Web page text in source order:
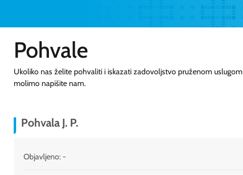
Pohvale
Ukoliko nas želite pohvaliti i iskazati zadovoljstvo pruženom uslugom
molimo napišite nam.
Pohvala J. P.
Objavljeno: -